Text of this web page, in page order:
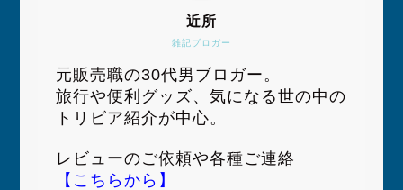
雑記ブロガー
近所
元販売職の30代男ブロガー。
旅行や便利グッズ、気になる世の中の
トリビア紹介が中心。
レビューのご依頼や各種ご連絡
【こちらから】